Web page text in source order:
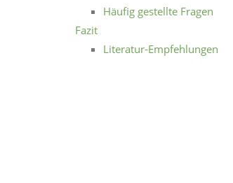
Häufig gestellte Fragen
Fazit
Literatur-Empfehlungen